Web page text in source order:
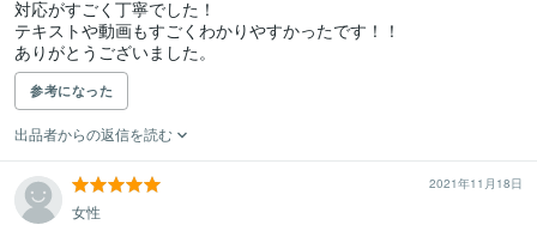
対応がすごく丁寧でした！
テキストや動画もすごくわかりやすかったです！！
ありがとうございました。
参考になった
出品者からの返信を読む
2021年11月18日
女性